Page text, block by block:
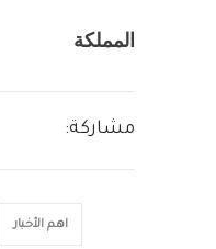
المملكة
مشاركة:
اهم الأخبار